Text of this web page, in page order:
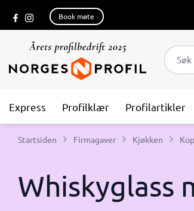
Book møte
Express Profilklær Profilartikler
Startsiden Firmagaver Kjøkken
Whiskyglass